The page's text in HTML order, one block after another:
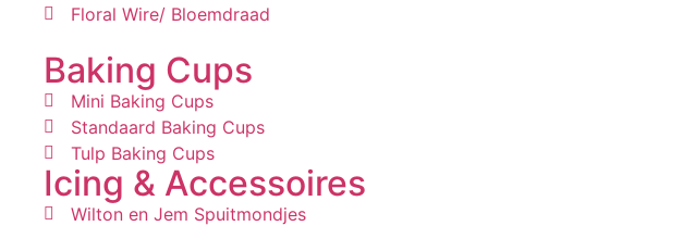
Floral Wire/ Bloemdraad
Baking Cups
Mini Baking Cups
Standaard Baking Cups
Tulp Baking Cups
Icing & Accessoires
Wilton en Jem Spuitmondjes